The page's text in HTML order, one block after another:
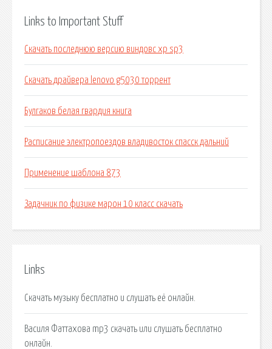
Links to Important Stuff
Скачать последнюю версию виндовс xp sp3
Скачать драйвера lenovo g5030 торрент
Булгаков белая гвардия книга
Расписание электропоездов владивосток спасск дальний
Применение шаблона 873
Задачник по физике марон 10 класс скачать
Links
Скачать музыку бесплатно и слушать её онлайн.
Василя Фаттахова mp3 скачать или слушать бесплатно
онлайн.